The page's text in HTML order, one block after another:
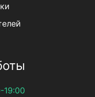
19:00